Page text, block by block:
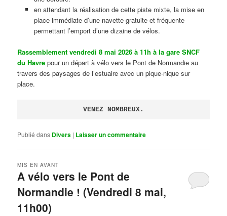
en attendant la réalisation de cette piste mixte, la mise en
place immédiate d’une navette gratuite et fréquente
permettant l’emport d’une dizaine de vélos.
Rassemblement vendredi 8 mai 2026 à 11h à la gare SNCF
du Havre pour un départ à vélo vers le Pont de Normandie au
travers des paysages de l’estuaire avec un pique-nique sur
place.
VENEZ NOMBREUX.
Publié dans Divers | Laisser un commentaire
A vélo vers le Pont de
Normandie ! (Vendredi 8 mai,
11h00)
MIS EN AVANT